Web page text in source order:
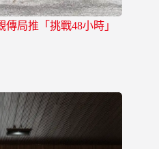
局推「挑戰48小時」